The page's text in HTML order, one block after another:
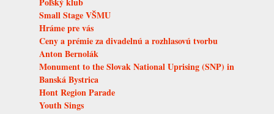
Small Stage VŠMU
Hráme pre vás
Ceny a prémie za divadelnú a rozhlasovú tvorbu
Anton Bernolák
Monument to the Slovak National Uprising (SNP) in
Banská Bystrica
Hont Region Parade
Youth Sings